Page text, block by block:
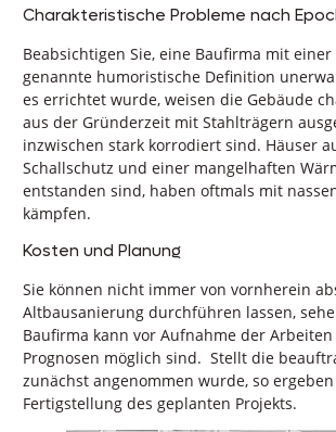
Charakteristische Probleme nach
Beabsichtigen Sie, eine Baufirma mit
genannte humoristische Definition
es errichtet wurde, weisen die Gebäude
aus der Gründerzeit mit Stahlträgern
inzwischen stark korrodiert sind. Häuser
Schallschutz und einer mangelhaften
entstanden sind, haben oftmals mit
kämpfen.
Kosten und Planung
Sie können nicht immer von vornherein
Altbausanierung durchführen lassen,
Baufirma kann vor Aufnahme der
Prognosen möglich sind. Stellt die
zunächst angenommen wurde, so
Fertigstellung des geplanten Projekts.